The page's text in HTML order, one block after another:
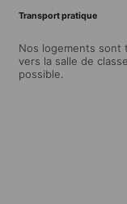
Transport pratique
Nos logements sont
vers la salle de
possible.